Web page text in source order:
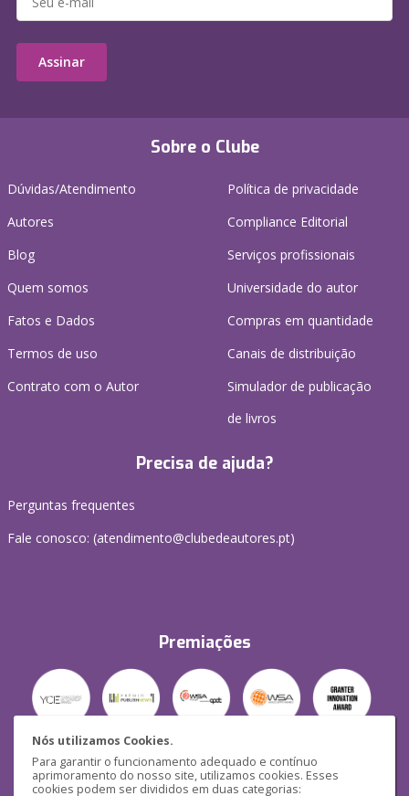
Nós utilizamos Cookies.
Para garantir o funcionamento adequado e contínuo
aprimoramento do nosso site, utilizamos cookies. Esses
cookies podem ser divididos em duas categorias:
Sobre o Clube
Dúvidas/Atendimento
Autores
Blog
Quem somos
Fatos e Dados
Termos de uso
Contrato com o Autor
Política de privacidade
Compliance Editorial
Serviços profissionais
Universidade do autor
Compras em quantidade
Canais de distribuição
Simulador de publicação
de livros
Precisa de ajuda?
Perguntas frequentes
Fale conosco: (atendimento@clubedeautores.pt)
Premiações
Segurança
Assinar